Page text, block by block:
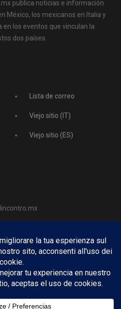
publica noticias e información
México, los mexicanos en Italia y
los eventos que vinculan la
dos países.
Lista de correo
Viejo sitio (IT)
Viejo sitio (ES)